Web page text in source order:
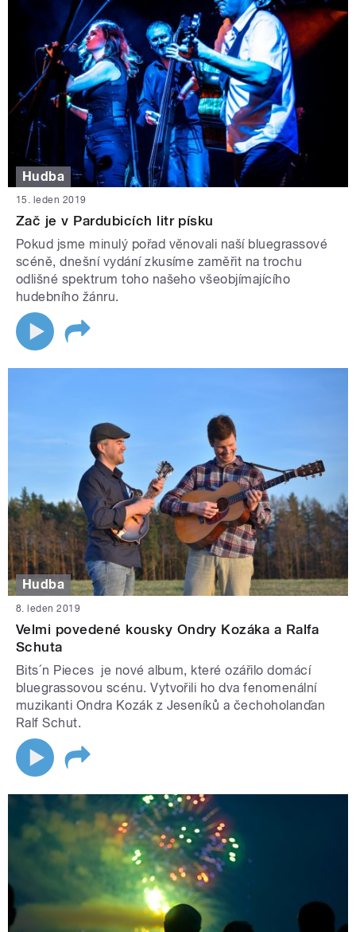
Hudba
15. leden 2019
Zač je v Pardubicích litr písku
Pokud jsme minulý pořad věnovali naší bluegrassové
scéně, dnešní vydání zkusíme zaměřit na trochu
odlišné spektrum toho našeho všeobjímajícího
hudebního žánru.
Hudba
8. leden 2019
Velmi povedené kousky Ondry Kozáka a Ralfa
Schuta
Bits´n Pieces je nové album, které ozářilo domácí
bluegrassovou scénu. Vytvořili ho dva fenomenální
muzikanti Ondra Kozák z Jeseníků a čechoholanďan
Ralf Schut.